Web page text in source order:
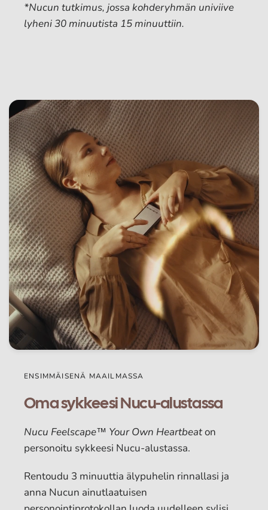
*Nucun tutkimus, jossa kohderyhmän univiive
lyheni 30 minuutista 15 minuuttiin.
ENSIMMÄISENÄ MAAILMASSA
Oma sykkeesi Nucu-alustassa
Nucu Feelscape™ Your Own Heartbeaton
personoitu sykkeesi Nucu-alustassa.
Rentoudu 3 minuuttia älypuhelin rinnallasi ja
anna Nucun ainutlaatuisen